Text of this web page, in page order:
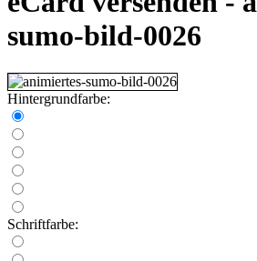
sumo-bild-0026
Hintergrundfarbe:
Schriftfarbe: